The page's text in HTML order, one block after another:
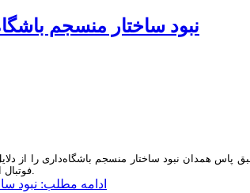
نبود ساختار منسجم
پاس همدان نبود ساختار منسجم باشگاه‌داری را از
فوتبال ایران بسیار پرنقص است و این مورد در همدان بیشتر دیده می‌شود.
ادامه مطلب: نبود